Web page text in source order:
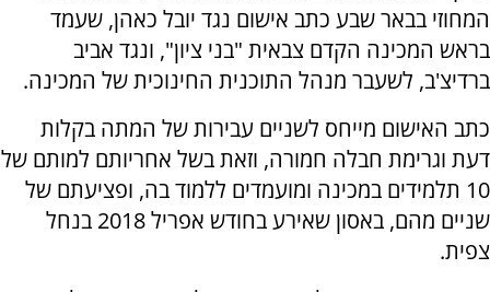
המחוזי בבאר שבע כתב אישום נגד יובל כאהן, שעמד
בראש המכינה הקדם צבאית "בני ציון", ונגד אביב
ברדיצ'ב, לשעבר מנהל התוכנית החינוכית של המכינה.
כתב האישום מייחס לשניים עבירות של המתה בקלות
דעת וגרימת חבלה חמורה, וזאת בשל אחריותם למותם של
10 תלמידים במכינה ומועמדים ללמוד בה, ופציעתם של
שניים מהם, באסון שאירע בחודש אפריל 2018 בנחל
צפית.